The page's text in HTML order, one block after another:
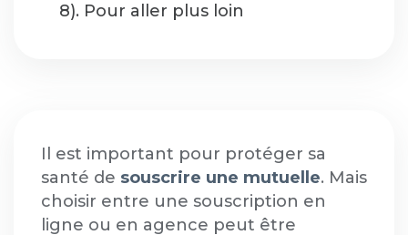
8). Pour aller plus loin
Il est important pour protéger sa
santé de souscrire une mutuelle. Mais
choisir entre une souscription en
ligne ou en agence peut être